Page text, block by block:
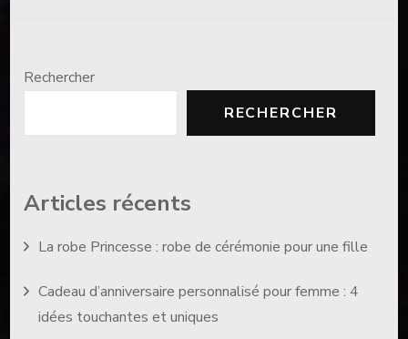
Rechercher
RECHERCHER
Articles récents
La robe Princesse : robe de cérémonie pour une fille
Cadeau d’anniversaire personnalisé pour femme : 4
idées touchantes et uniques